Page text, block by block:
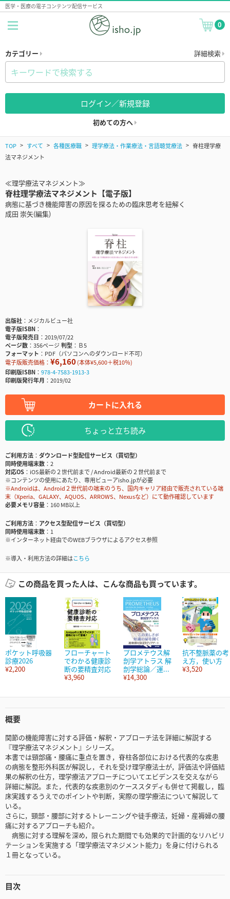
医学・医療の電子コンテンツ配信サービス
0
カテゴリー 詳細検索
ログイン／新規登録
初めての方へ
TOP すべて 各種医療職 理学療法・作業療法・言語聴覚療法
脊柱理学療
法マネジメント
≪理学療法マネジメント≫
脊柱理学療法マネジメント【電子版】
病態に基づき機能障害の原因を探るための臨床思考を紐解く
成田 崇矢(編集)
出版社
メジカルビュー社
電子版ISBN
電子版発売日
2019/07/22
ページ数
356ページ判型
Ｂ5
フォーマット
PDF（パソコンへのダウンロード不可）
電子版販売価格： ¥6,160(本体¥5,600＋税10％)
印刷版ISBN
978-4-7583-1913-3
印刷版発行年月
2019/02
カートに入れる
ちょっと立ち読み
ご利用方法
ダウンロード型配信サービス（買切型）
同時使用端末数
2
対応OS
iOS最新の２世代前まで / Android最新の２世代前まで
※コンテンツの使用にあたり、専用ビューアisho.jpが必要
※Androidは、Android２世代前の端末のうち、国内キャリア経由で販売されている端
末（Xperia、GALAXY、AQUOS、ARROWS、Nexusなど）にて動作確認しています
必要メモリ容量
160 MB以上
ご利用方法
アクセス型配信サービス（買切型）
同時使用端末数
1
※インターネット経由でのWEBブラウザによるアクセス参照
※導入・利用方法の詳細はこちら
この商品を買った人は、こんな商品も買っています。
ポケット呼吸器
診療2026
¥2,200
フローチャート
でわかる健康診
断の要精査対応
¥3,960
プロメテウス解
剖学アトラス 解
剖学総論／運...
¥14,300
抗不整脈薬の考
え方，使い方
¥3,520
概要
関節の機能障害に対する評価・解釈・アプローチ法を詳細に解説する
『理学療法マネジメント』シリーズ。
本書では頸部痛・腰痛に重点を置き，脊柱各部位における代表的な疾患
の病態を整形外科医が解説し，それを受け理学療法士が，評価法や評価結
果の解釈の仕方，理学療法アプローチについてエビデンスを交えながら
詳細に解説。また，代表的な疾患別のケーススタディも併せて掲載し，臨
床実践するうえでのポイントや判断，実際の理学療法について解説して
いる。
さらに，頸部・腰部に対するトレーニングや徒手療法，妊婦・産褥婦の腰
痛に対するアプローチも紹介。
病態に対する理解を深め，限られた期間でも効果的で計画的なリハビリ
テーションを実施する「理学療法マネジメント能力」を身に付けられる
１冊となっている。
目次